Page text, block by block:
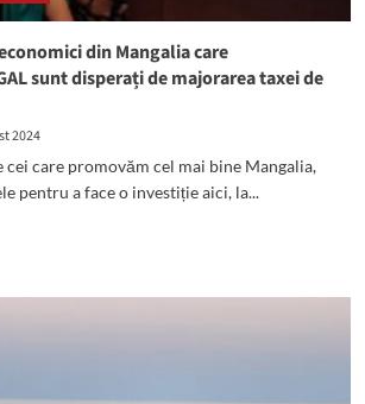
din Mangalia care
sunt disperați de majorarea taxei de
2024
cei care promovăm cel mai bine Mangalia,
pentru a face o investiție aici, la...